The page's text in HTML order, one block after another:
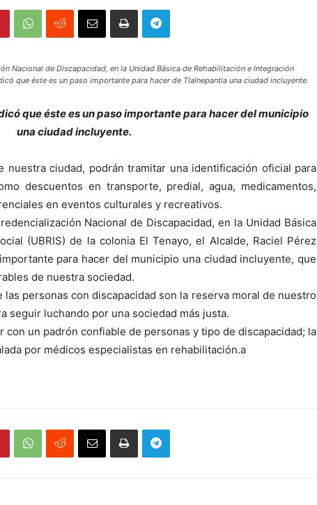
Nacional de Discapacidad, en la Unidad Básica de Rehabilitación e Integración
que éste es un paso importante para hacer de Tlalnepantla una ciudad incluyente.
que éste es un paso importante para hacer del municipio
una ciudad incluyente.
nuestra ciudad, podrán tramitar una identificación oficial para
descuentos en transporte, predial, agua, medicamentos,
en eventos culturales y recreativos.
Nacional de Discapacidad, en la Unidad Básica
(UBRIS) de la colonia El Tenayo, el Alcalde, Raciel Pérez
para hacer del municipio una ciudad incluyente, que
de nuestra sociedad.
personas con discapacidad son la reserva moral de nuestro
seguir luchando por una sociedad más justa.
con un padrón confiable de personas y tipo de discapacidad; la
por médicos especialistas en rehabilitación.a